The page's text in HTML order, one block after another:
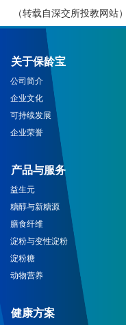
（转载自深交所投教网站）
关于保龄宝
公司简介
企业文化
可持续发展
企业荣誉
产品与服务
益生元
糖醇与新糖源
膳食纤维
淀粉与变性淀粉
淀粉糖
动物营养
健康方案